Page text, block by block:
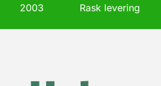
2003 Rask levering